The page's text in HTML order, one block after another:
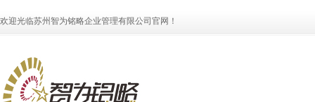
欢迎光临苏州智为铭略企业管理有限公司官网！